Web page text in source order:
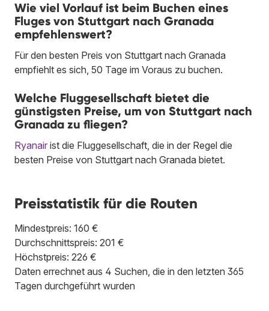
Wie viel Vorlauf ist beim Buchen eines
Fluges von Stuttgart nach Granada
empfehlenswert?
Für den besten Preis von Stuttgart nach Granada
empfiehlt es sich, 50 Tage im Voraus zu buchen.
Welche Fluggesellschaft bietet die
günstigsten Preise, um von Stuttgart nach
Granada zu fliegen?
Ryanair ist die Fluggesellschaft, die in der Regel die
besten Preise von Stuttgart nach Granada bietet.
Preisstatistik für die Routen
Mindestpreis: 160 €
Durchschnittspreis: 201 €
Höchstpreis: 226 €
Daten errechnet aus 4 Suchen, die in den letzten 365
Tagen durchgeführt wurden